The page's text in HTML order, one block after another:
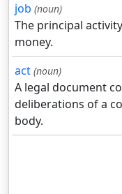
job (noun)
The principal
money.
act (noun)
A legal document
deliberations of a
body.